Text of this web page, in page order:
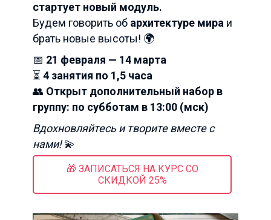
стартует новый модуль.
Будем говорить об архитектуре мира и
брать новые высоты! 🌍
📅 21 февраля — 14 марта
⏳ 4 занятия по 1,5 часа
👥 Открыт дополнительный набор в
группу: по субботам в 13:00 (мск)
Вдохновляйтесь и творите вместе с
нами!💫
🎁 ЗАПИСАТЬСЯ НА КУРС СО
СКИДКОЙ 25%